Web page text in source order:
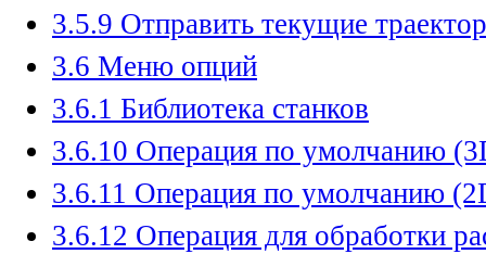
3.5.9 Отправить текущие
3.6 Меню опций
3.6.1 Библиотека станков
3.6.10 Операция по умолчанию
3.6.11 Операция по умолчанию
3.6.12 Операция для обработки